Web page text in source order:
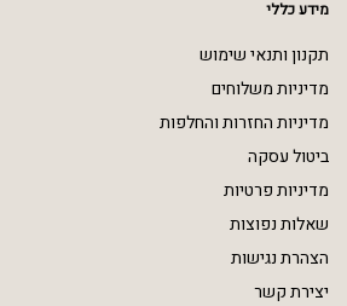
מידע כללי
תקנון ותנאי שימוש
מדיניות משלוחים
מדיניות החזרות והחלפות
ביטול עסקה
מדיניות פרטיות
שאלות נפוצות
הצהרת נגישות
יצירת קשר